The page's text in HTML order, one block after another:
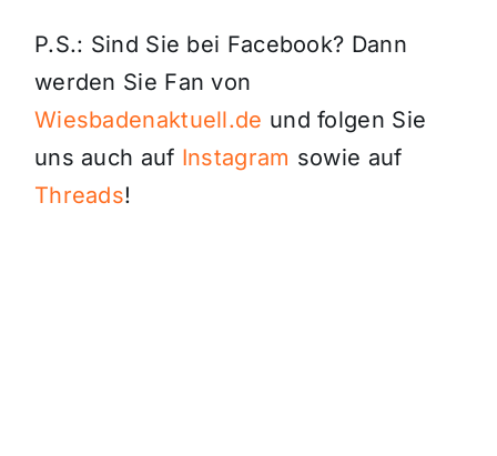
P.S.: Sind Sie bei Facebook? Dann
werden Sie Fan von
Wiesbadenaktuell.de und folgen Sie
uns auch auf Instagram sowie auf
Threads!